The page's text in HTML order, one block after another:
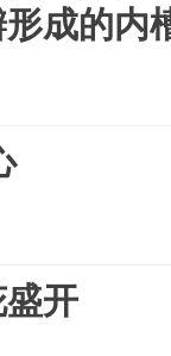
成的内
开